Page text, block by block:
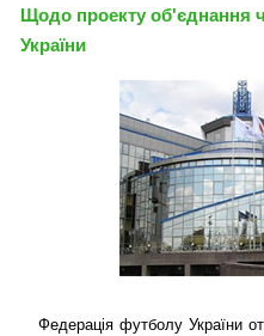
Щодо проекту об'єднання
України
Федерація футболу України